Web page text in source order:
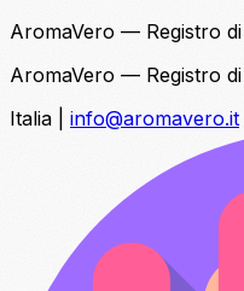
AromaVero — Registro
AromaVero — Registro
Italia
info@aromavero.it